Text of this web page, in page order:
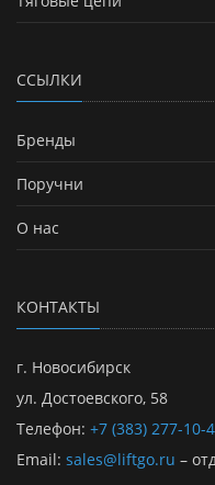
ССЫЛКИ
Бренды
Поручни
О нас
КОНТАКТЫ
г. Новосибирск
ул. Достоевского, 58
Телефон: +7 (383) 277-10-
Email: sales@liftgo.ru –